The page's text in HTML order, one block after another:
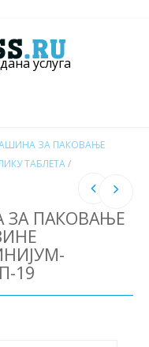
услуга
ЗА ПАКОВАЊЕ
ТАБЛЕТА/
ПАКОВАЊЕ
19